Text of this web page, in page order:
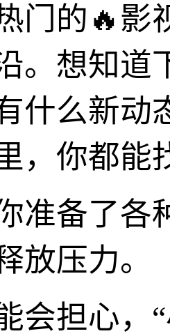
门的🔥影
。想知道
什么新动
，你都能
准备了各
放压力。
会担心，